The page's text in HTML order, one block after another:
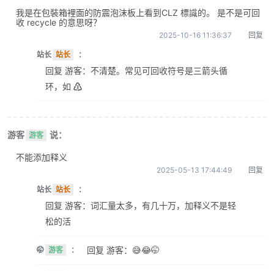
我是在包裝箱裡面的防震泡沫板上看到CLZ 標識的。 是不是可回
收 recycle 的意思呀？
2025-10-16 11:36:37 回复
站长 站长 ：
回复 游客：不清楚。常见可回收符号是三箭头循
环，如 ♴
游客 游客 说：
不能添加释义
2025-05-13 17:44:49 回复
站长 站长 ：
回复 游客：词汇量太多，有几十万，加释义不是轻
松的活
🤭 游客 ： 回复 游客：😅😂🤭